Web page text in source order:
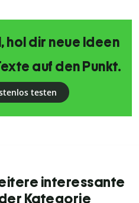
hol dir neue Ideen
auf den Punkt.
testen
interessante
Kategorie